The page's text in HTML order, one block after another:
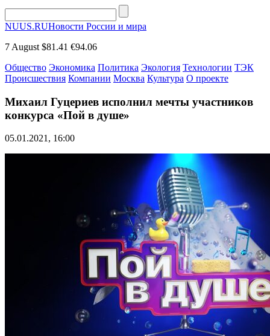
NUUS.RUНовости России и мира
7 August $81.41 €94.06
Общество Экономика Политика Экология Технологии ТЭК
Происшествия Компании Москва Культура О проекте
Михаил Гуцериев исполнил мечты участников
конкурса «Пой в душе»
05.01.2021, 16:00